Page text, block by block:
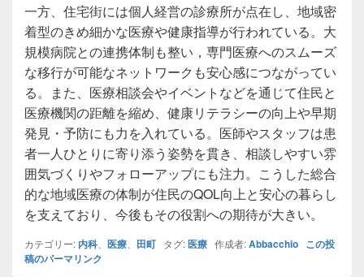
一方、住宅街には個人経営の診療所が点在し、地域密
着型のきめ細かな医療や健康指導が行われている。大
規模病院との連携体制も整い，専門医療へのスムーズ
な移行が可能なネットワークも安心感につながってい
る。また、医療相談会やイベントなどを通じて住民と
医療機関の距離を縮め、健康リテラシーの向上や早期
発見・予防にも力を入れている。医師やスタッフは患
者一人ひとりに寄り添う姿勢を貫き、相談しやすい雰
囲気づくりやフォローアップにも注力。こうした総合
的な地域医療の体制が住民のQOL向上と安心の暮らし
を支えており、今後もその役割への期待が大きい。
カテゴリー: 内科、 医療 田町タグ:医療 作成者:Abbacchio この投
稿のパーマリンク